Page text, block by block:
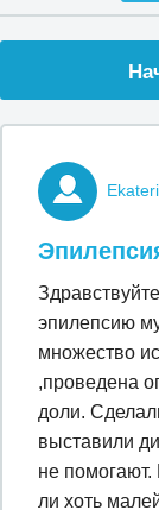
эпилепсию
множество
,проведена
доли.
выставили
не помогают.
ли хоть